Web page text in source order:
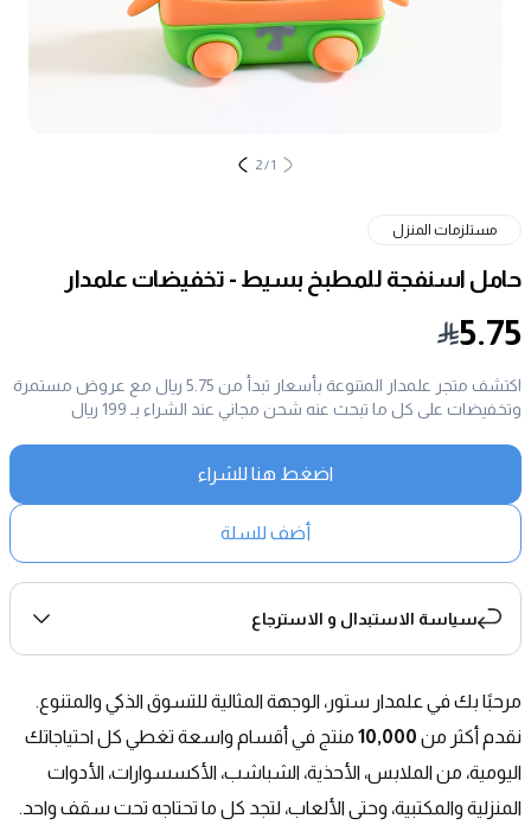
1
/
2
مستلزمات المنزل
حامل اسنفجة للمطبخ بسيط - تخفيضات علمدار
5.75
اكتشف متجر علمدار المتنوعة بأسعار تبدأ من 5.75 ريال مع عروض مستمرة
وتخفيضات على كل ما تبحث عنه شحن مجاني عند الشراء بـ 199 ريال
اضغط هنا للشراء
أضف للسلة
سياسة الاستبدال و الاسترجاع
نقدم أكثر من 10,000
المنزلية والمكتبية، وحتى الألعاب، لتجد كل ما تحتاجه تحت سقف واحد.